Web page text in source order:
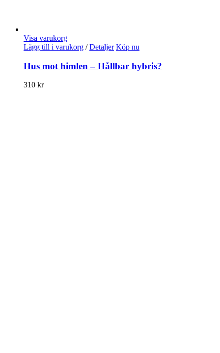
Visa varukorg
Lägg till i varukorg / Detaljer Köp nu
Hus mot himlen – Hållbar hybris?
310 kr